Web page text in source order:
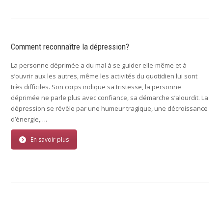
Comment reconnaître la dépression?
La personne déprimée a du mal à se guider elle-même et à
s’ouvrir aux les autres, même les activités du quotidien lui sont
très difficiles. Son corps indique sa tristesse, la personne
déprimée ne parle plus avec confiance, sa démarche s’alourdit. La
dépression se révèle par une humeur tragique, une décroissance
d’énergie,….
En savoir plus